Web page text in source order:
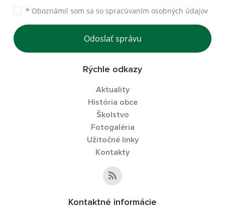
* Oboznámil som sa so spracúvaním osobných údajov
Odoslať správu
Rýchle odkazy
Aktuality
História obce
Školstvo
Fotogaléria
Užitočné linky
Kontakty
Kontaktné informácie